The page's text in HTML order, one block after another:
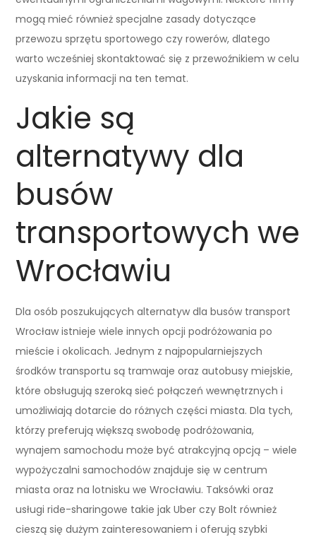
mogą mieć również specjalne zasady dotyczące
przewozu sprzętu sportowego czy rowerów, dlatego
warto wcześniej skontaktować się z przewoźnikiem w celu
uzyskania informacji na ten temat.
Jakie są
alternatywy dla
busów
transportowych we
Wrocławiu
Dla osób poszukujących alternatyw dla busów transport
Wrocław istnieje wiele innych opcji podróżowania po
mieście i okolicach. Jednym z najpopularniejszych
środków transportu są tramwaje oraz autobusy miejskie,
które obsługują szeroką sieć połączeń wewnętrznych i
umożliwiają dotarcie do różnych części miasta. Dla tych,
którzy preferują większą swobodę podróżowania,
wynajem samochodu może być atrakcyjną opcją – wiele
wypożyczalni samochodów znajduje się w centrum
miasta oraz na lotnisku we Wrocławiu. Taksówki oraz
usługi ride-sharingowe takie jak Uber czy Bolt również
cieszą się dużym zainteresowaniem i oferują szybki